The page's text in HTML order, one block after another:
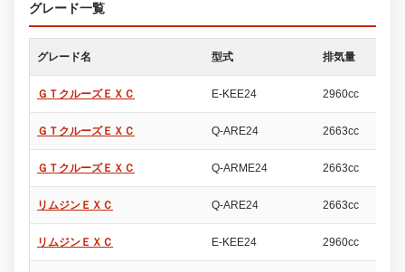
グレード一覧
グレード名 型式 排気量
ＧＴクルーズＥＸＣ E-KEE24 2960cc
ＧＴクルーズＥＸＣ Q-ARE24 2663cc
ＧＴクルーズＥＸＣ Q-ARME24 2663cc
リムジンＥＸＣ Q-ARE24 2663cc
リムジンＥＸＣ E-KEE24 2960cc